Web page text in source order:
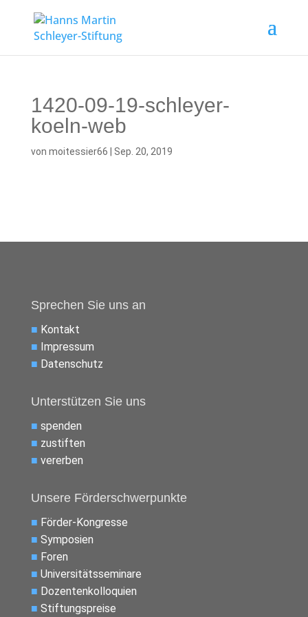
1420-09-19-schleyer-
koeln-web
von moitessier66 Sep. 20, 2019
Sprechen Sie uns an
■ Kontakt
■ Impressum
■ Datenschutz
Unterstützen Sie uns
■ spenden
■ zustiften
■ vererben
Unsere Förderschwerpunkte
■ Förder-Kongresse
■ Symposien
■ Foren
■ Universitätsseminare
■ Dozentenkolloquien
■ Stiftungspreise